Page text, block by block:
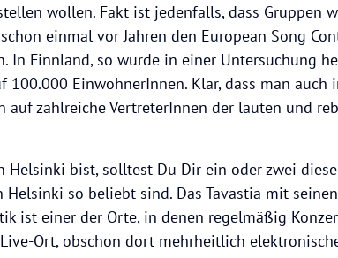
wollen. Fakt ist jedenfalls, dass Gruppen
einmal vor Jahren den European Song
In Finnland, so wurde in einer Untersuchung
100.000 EinwohnerInnen. Klar, dass man auch
auf zahlreiche VertreterInnen der lauten und
Helsinki bist, solltest Du Dir ein oder zwei
Helsinki so beliebt sind. Das Tavastia mit
ist einer der Orte, in denen regelmäßig
Ort, obschon dort mehrheitlich